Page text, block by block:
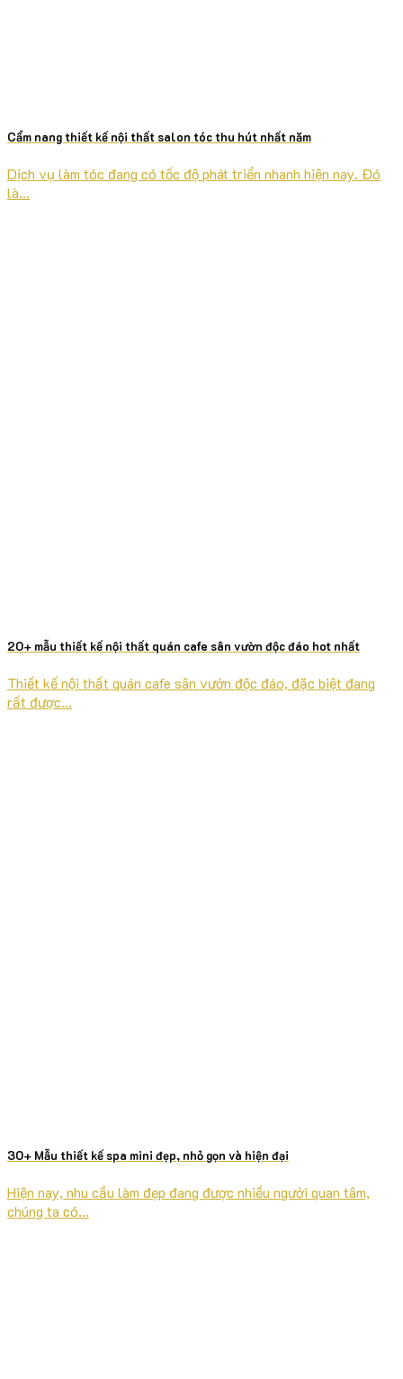
Cẩm nang thiết kế nội thất salon tóc thu hút nhất năm
Dịch vụ làm tóc đang có tốc độ phát triển nhanh hiện nay. Đó
là...
20+ mẫu thiết kế nội thất quán cafe sân vườn độc đáo hot nhất
Thiết kế nội thất quán cafe sân vườn độc đáo, đặc biệt đang
rất được...
30+ Mẫu thiết kế spa mini đẹp, nhỏ gọn và hiện đại
Hiện nay, nhu cầu làm đẹp đang được nhiều người quan tâm,
chúng ta có...